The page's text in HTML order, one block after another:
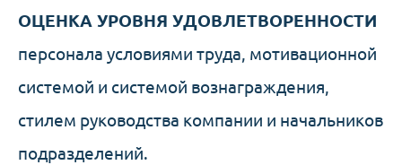
ОЦЕНКА УРОВНЯ УДОВЛЕТВОРЕННОСТИ
персонала условиями труда, мотивационной
системой и системой вознаграждения,
стилем руководства компании и начальников
подразделений.